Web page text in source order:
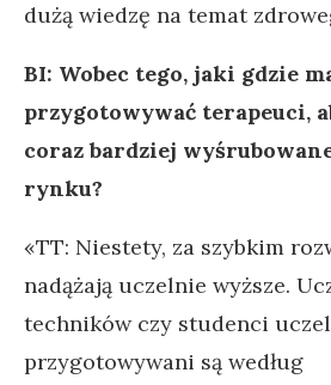
dużą wiedzę na temat
BI: Wobec tego, jaki gdzie
przygotowywać terapeuci,
coraz bardziej
rynku?
«TT: Niestety, za szybkim
nadążają uczelnie wyższe.
techników czy studenci
przygotowywani są według